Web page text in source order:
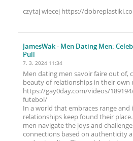
czytaj wiecej https://
JamesWak- Men Dating Men:
Pull
7. 3. 2024 11:34
Men dating men savoir faire out of,
beauty of relationships in their own
https://gay0day.com/videos/
futebol/
In a world that embraces range and
relationships keep found their
men navigate the joys and
connections based on authenticity